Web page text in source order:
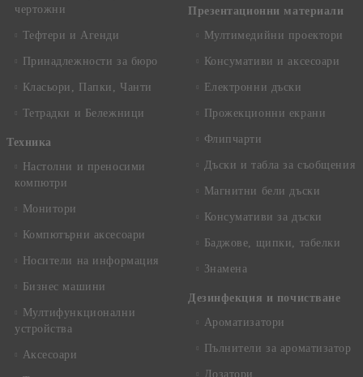
чертожни
Тефтери и Агенди
Принадлежности за бюро
Класьори, Папки, Чанти
Тетрадки и Бележници
Техника
Настолни и преносими
компютри
Монитори
Компютърни аксесоари
Носители на информация
Бизнес машини
Мултифункционални
устройства
Аксесоари
Презентационни материали
Мултимедийни проектори
Консумативи и аксесоари
Електронни дъски
Прожекционни екрани
Флипчарти
Дъски и табла за съобщения
Магнитни бели дъски
Консумативи за дъски
Баджове, щипки, табелки
Знамена
Дезинфекция и почистване
Ароматизатори
Пълнители за ароматизатор
Дозатори